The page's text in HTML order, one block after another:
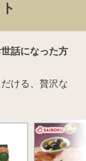
話になった方
ける、贅沢な